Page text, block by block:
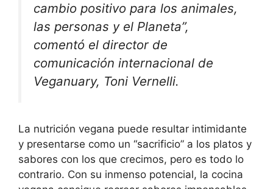
cambio positivo para los animales,
las personas y el Planeta”,
comentó el director de
comunicación internacional de
Veganuary, Toni Vernelli.
La nutrición vegana puede resultar intimidante
y presentarse como un “sacrificio” a los platos y
sabores con los que crecimos, pero es todo lo
contrario. Con su inmenso potencial, la cocina